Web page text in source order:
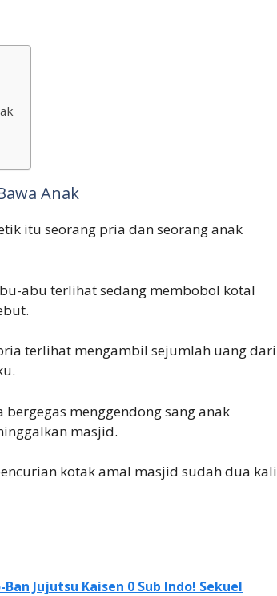
Anak
itu seorang pria dan seorang anak
abu terlihat sedang membobol kotal
terlihat mengambil sejumlah uang dari
menggendong sang anak
masjid.
kotak amal masjid sudah dua kali
Jujutsu Kaisen 0 Sub Indo! Sekuel